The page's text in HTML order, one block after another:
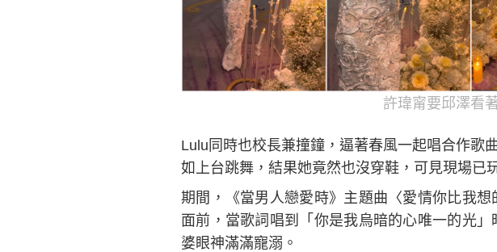
許瑋甯要邱澤看
Lulu同時也校長兼撞鐘，逼著春風一起唱合作歌
如上台跳舞，結果她竟然也沒穿鞋，可見現場已
期間，《當男人戀愛時》主題曲〈愛情你比我
面前，當歌詞唱到「你是我烏暗的心唯一的光
婆眼神滿滿寵溺。